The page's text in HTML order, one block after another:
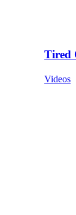
Tired
Videos